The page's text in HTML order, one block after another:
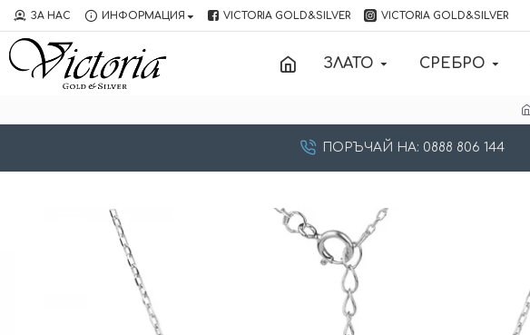
ЗА НАС ИНФОРМАЦИЯ VICTORIA GOLD&SILVER VICTORIA GOLD&SILVER
ЗЛАТО СРЕБРО
ПОРЪЧАЙ НА: 0888 806 144